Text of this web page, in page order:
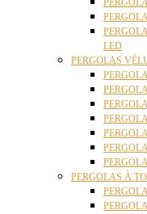
LED
PERGOLAS
PERGOLAS À